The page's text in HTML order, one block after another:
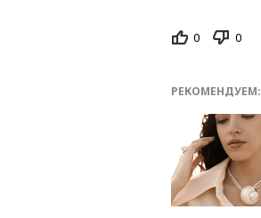
0 0
РЕКОМЕНДУЕМ: